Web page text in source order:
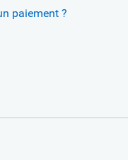
paiement ?